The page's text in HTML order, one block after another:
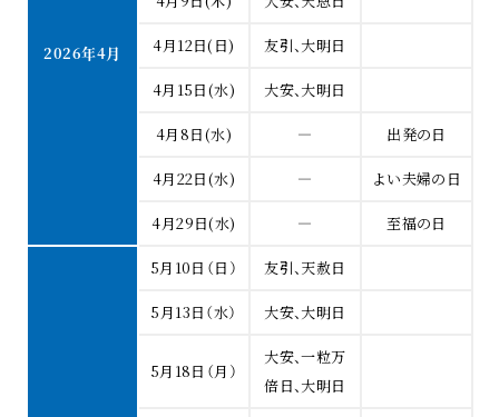
2026年4月 4月12日(日) 友引、大明日
4月15日(水) 大安、大明日
4月8日(水) ― 出発の日
4月22日(水) ― よい夫婦の日
4月29日(水) ― 至福の日
5月10日（日） 友引、天赦日
5月13日（水） 大安、大明日
5月18日（月）
大安、一粒万
倍日、大明日